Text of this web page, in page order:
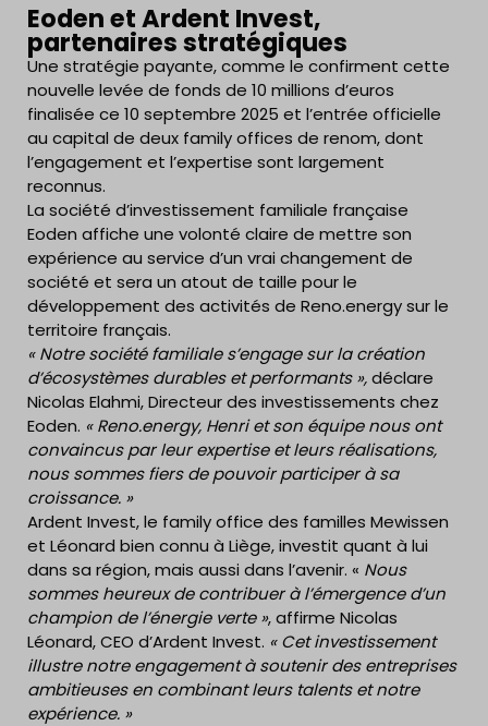
Eoden et Ardent Invest,
partenaires stratégiques
Une stratégie payante, comme le confirment cette
nouvelle levée de fonds de 10 millions d’euros
finalisée ce 10 septembre 2025 et l’entrée officielle
au capital de deux family offices de renom, dont
l’engagement et l’expertise sont largement
reconnus.
La société d’investissement familiale française
Eoden affiche une volonté claire de mettre son
expérience au service d’un vrai changement de
société et sera un atout de taille pour le
développement des activités de Reno.energy sur le
territoire français.
« Notre société familiale s’engage sur la création
d’écosystèmes durables et performants »,déclare
Nicolas Elahmi, Directeur des investissements chez
Eoden. « Reno.energy, Henri et son équipe nous ont
convaincus par leur expertise et leurs réalisations,
nous sommes fiers de pouvoir participer à sa
croissance. »
Ardent Invest, le family office des familles Mewissen
et Léonard bien connu à Liège, investit quant à lui
dans sa région, mais aussi dans l’avenir. « Nous
sommes heureux de contribuer à l’émergence d’un
champion de l’énergie verte », affirme Nicolas
Léonard, CEO d’Ardent Invest. « Cet investissement
illustre notre engagement à soutenir des entreprises
ambitieuses en combinant leurs talents et notre
expérience. »